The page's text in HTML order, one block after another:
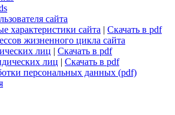
платежей
сайта
характеристики сайта|Скачать в pdf
жизненного цикла сайта
лиц